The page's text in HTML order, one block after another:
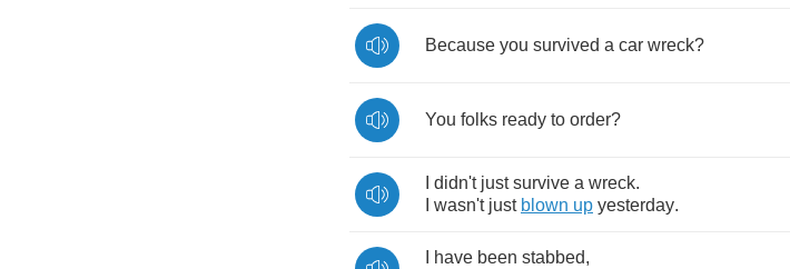
Because you survived a car wreck?
You folks ready to order?
didn't just survive a wreck.
wasn't just blown up yesterday.
have been stabbed,